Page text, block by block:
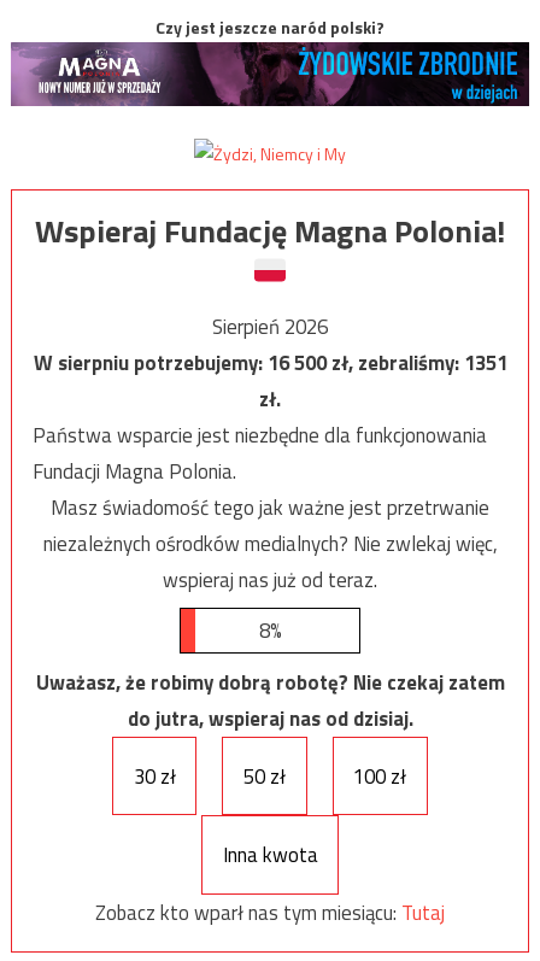
Czy jest jeszcze naród polski?
Wspieraj Fundację Magna Polonia!
Sierpień 2026
W sierpniu potrzebujemy:16 500zł, zebraliśmy:1351
zł.
Państwa wsparcie jest niezbędne dla funkcjonowania
Fundacji Magna Polonia.
Masz świadomość tego jak ważne jest przetrwanie
niezależnych ośrodków medialnych? Nie zwlekaj więc,
wspieraj nas już od teraz.
8%
Uważasz, że robimy dobrą robotę? Nie czekaj zatem
do jutra, wspieraj nas od dzisiaj.
30 zł
50 zł 100 zł
Inna kwota
Zobacz kto wparł nas tym miesiącu: Tutaj